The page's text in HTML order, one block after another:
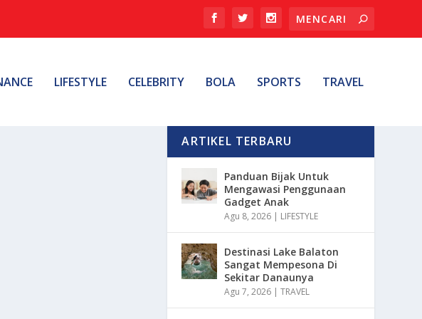
LIFESTYLE CELEBRITY BOLA SPORTS TRAVEL
ARTIKEL TERBARU
Panduan Bijak Untuk
Mengawasi Penggunaan
Gadget Anak
Agu 8, 2026 | LIFESTYLE
Destinasi Lake Balaton
Sangat Mempesona Di
Sekitar Danaunya
Agu 7, 2026 |TRAVEL